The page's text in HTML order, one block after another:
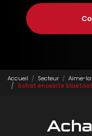
Accueil Secteur
Aime-
Achat enceinte